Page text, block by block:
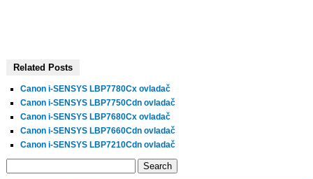
Related Posts
Canon i-SENSYS LBP7780Cx ovladač
Canon i-SENSYS LBP7750Cdn ovladač
Canon i-SENSYS LBP7680Cx ovladač
Canon i-SENSYS LBP7660Cdn ovladač
Canon i-SENSYS LBP7210Cdn ovladač